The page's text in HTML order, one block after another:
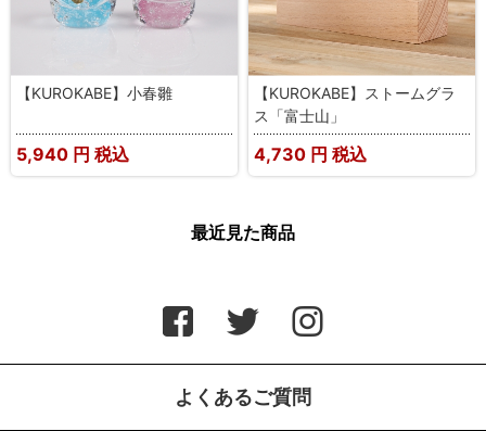
【KUROKABE】小春雛
5,940 円 税込
【KUROKABE】ストームグラ
ス「富士山」
4,730 円 税込
最近見た商品
よくあるご質問